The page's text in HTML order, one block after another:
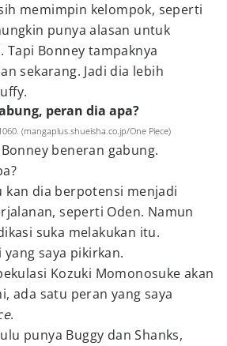
memimpin kelompok, seperti
punya alasan untuk
Bonney tampaknya
sekarang. Jadi dia lebih
peran dia apa?
(mangaplus.shueisha.co.jp/One Piece)
beneran gabung.
kan dia berpotensi menjadi
seperti Oden. Namun
suka melakukan itu.
saya pikirkan.
Kozuki Momonosuke akan
ada satu peran yang saya
.
punya Buggy dan Shanks,